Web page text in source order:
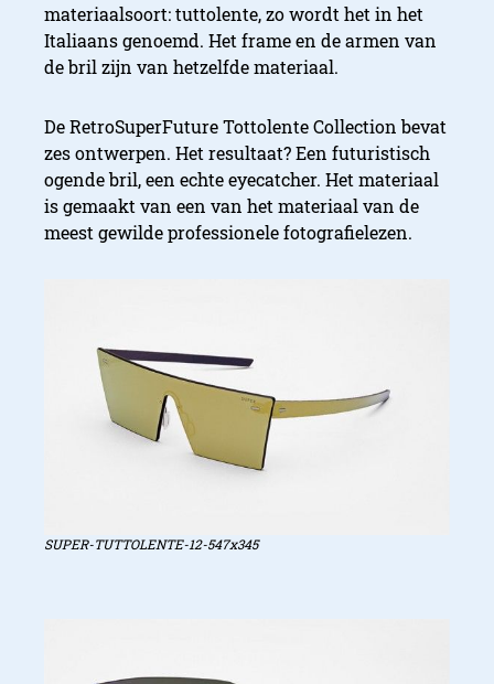
materiaalsoort: tuttolente, zo wordt het in het
Italiaans genoemd. Het frame en de armen van
de bril zijn van hetzelfde materiaal.
De RetroSuperFuture Tottolente Collection bevat
zes ontwerpen. Het resultaat? Een futuristisch
ogende bril, een echte eyecatcher. Het materiaal
is gemaakt van een van het materiaal van de
meest gewilde professionele fotografielezen.
SUPER-TUTTOLENTE-12-547x345